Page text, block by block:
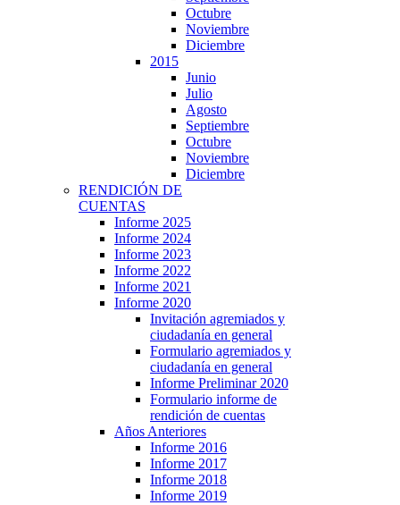
Octubre
Noviembre
Diciembre
2015
Junio
Julio
Agosto
Septiembre
Octubre
Noviembre
Diciembre
RENDICIÓN DE
CUENTAS
Informe 2025
Informe 2024
Informe 2023
Informe 2022
Informe 2021
Informe 2020
Invitación agremiados y
ciudadanía en general
Formulario agremiados y
ciudadanía en general
Informe Preliminar 2020
Formulario informe de
rendición de cuentas
Años Anteriores
Informe 2016
Informe 2017
Informe 2018
Informe 2019